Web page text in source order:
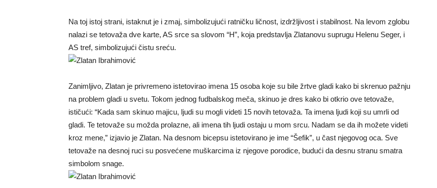
Na toj istoj strani, istaknut je i zmaj, simbolizujući ratničku ličnost, izdržljivost i stabilnost. Na levom zglobu
nalazi se tetovaža dve karte, AS srce sa slovom “H”, koja predstavlja Zlatanovu suprugu Helenu Seger, i
AS tref, simbolizujući čistu sreću.
Zanimljivo, Zlatan je privremeno istetovirao imena 15 osoba koje su bile žrtve gladi kako bi skrenuo pažnju
na problem gladi u svetu. Tokom jednog fudbalskog meča, skinuo je dres kako bi otkrio ove tetovaže,
ističući: “Kada sam skinuo majicu, ljudi su mogli videti 15 novih tetovaža. Ta imena ljudi koji su umrli od
gladi. Te tetovaže su možda prolazne, ali imena tih ljudi ostaju u mom srcu. Nadam se da ih možete videti
kroz mene,” izjavio je Zlatan. Na desnom bicepsu istetovirano je ime “Šefik”, u čast njegovog oca. Sve
tetovaže na desnoj ruci su posvećene muškarcima iz njegove porodice, budući da desnu stranu smatra
simbolom snage.